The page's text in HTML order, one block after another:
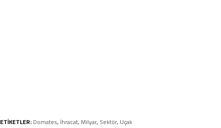
ETİKETLER:Domates, İhracat, Milyar, Sektör, Uçak